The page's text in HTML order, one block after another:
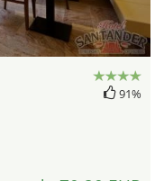
91%